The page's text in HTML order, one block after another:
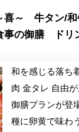
喜～ 牛タン/
事の御膳 ドリ
和を感じる落ち
肉 金タレ 自由
御膳プランが登
種に卵黄で味わ